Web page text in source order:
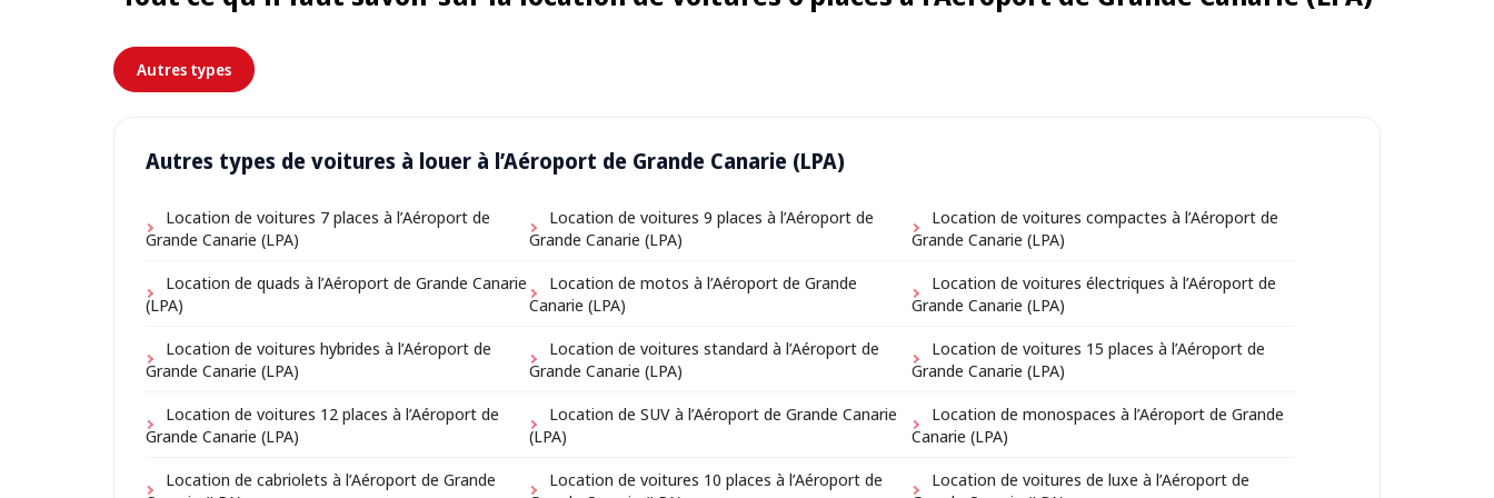
Autres types
Autres types de voitures à louer à l’Aéroport de Grande Canarie (LPA)
Location de voitures 7 places à l’Aéroport de
Grande Canarie (LPA)
Location de voitures 9 places à l’Aéroport de
Grande Canarie (LPA)
Location de voitures compactes à l’Aéroport de
Grande Canarie (LPA)
Location de quads à l’Aéroport de Grande Canarie
(LPA)
Location de motos à l’Aéroport de Grande
Canarie (LPA)
Location de voitures électriques à l’Aéroport de
Grande Canarie (LPA)
Location de voitures hybrides à l’Aéroport de
Grande Canarie (LPA)
Location de voitures standard à l’Aéroport de
Grande Canarie (LPA)
Location de voitures 15 places à l’Aéroport de
Grande Canarie (LPA)
Location de voitures 12 places à l’Aéroport de
Grande Canarie (LPA)
Location de SUV à l’Aéroport de Grande Canarie
(LPA)
Location de monospaces à l’Aéroport de Grande
Canarie (LPA)
Location de cabriolets à l’Aéroport de Grande
Location de voitures 10 places à l’Aéroport de
Location de voitures de luxe à l’Aéroport de